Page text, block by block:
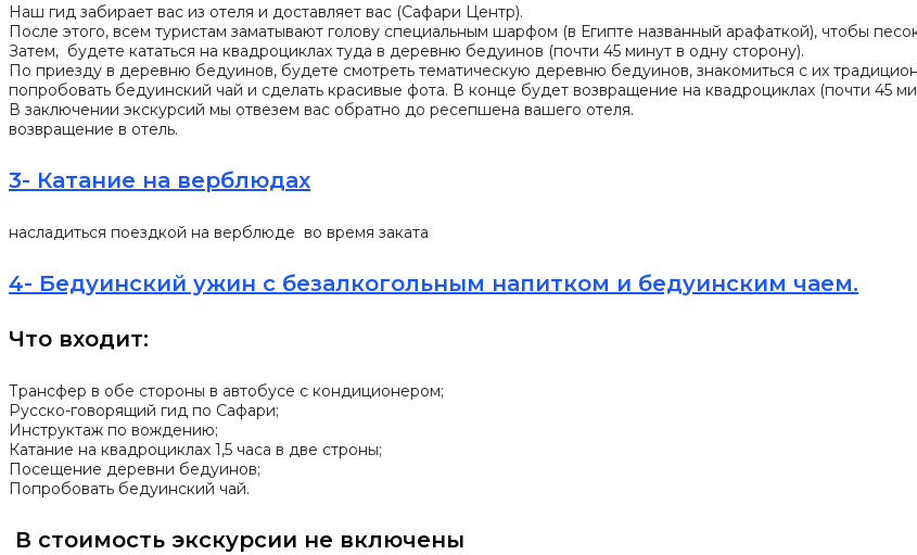
Наш гид забирает вас из отеля и доставляет вас (Сафари Центр).
После этого, всем туристам заматывают голову специальным шарфом (в Египте названный арафаткой), чтобы
Затем, будете кататься на квадроциклах туда в деревню бедуинов (почти 45 минут в одну сторону).
По приезду в деревню бедуинов, будете смотреть тематическую деревню бедуинов, знакомиться с их
попробовать бедуинский чай и сделать красивые фота. В конце будет возвращение на квадроциклах (почти 45
В заключении экскурсий мы отвезем вас обратно до ресепшена вашего отеля.
возвращение в отель.
3- Катание на верблюдах
насладиться поездкой на верблюде во время заката
4- Бедуинский ужин с безалкогольным напитком и бедуинским чаем.
Что входит:
Трансфер в обе стороны в автобусе с кондиционером;
Русско-говорящий гид по Сафари;
Инструктаж по вождению;
Катание на квадроциклах 1,5 часа в две строны;
Посещение деревни бедуинов;
Попробовать бедуинский чай.
В стоимость экскурсии не включены